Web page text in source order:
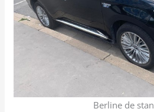
Berline de